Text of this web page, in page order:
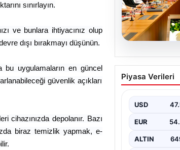
sınırlayın.
ve bunlara ihtiyacınız olup
dışı bırakmayı düşünün.
bu uygulamaların en güncel
güvenlik açıkları
cihazınızda depolanır. Bazı
biraz temizlik yapmak, e-
05.08.2026
Organize
İçişleri
önemli bir
organize
konularını ele
Piyasa Verileri
USD
EUR
ALTIN